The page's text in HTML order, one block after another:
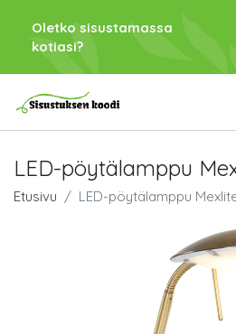
Oletko sisustamassa
kotiasi?
LED-pöytälamppu
Etusivu LED-pöytälamppu